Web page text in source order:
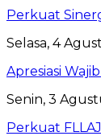
Perkuat
Selasa, 4
Apresiasi
Senin, 3
Perkuat